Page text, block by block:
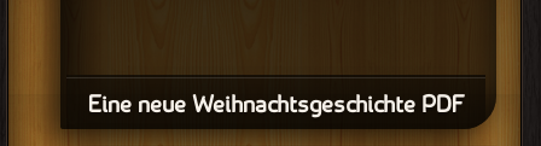
Eine neue Weihnachtsgeschichte PDF